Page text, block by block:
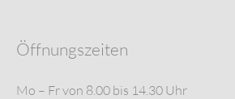
Öffnungszeiten
Mo – Fr von 8.00 bis 14.30 Uhr